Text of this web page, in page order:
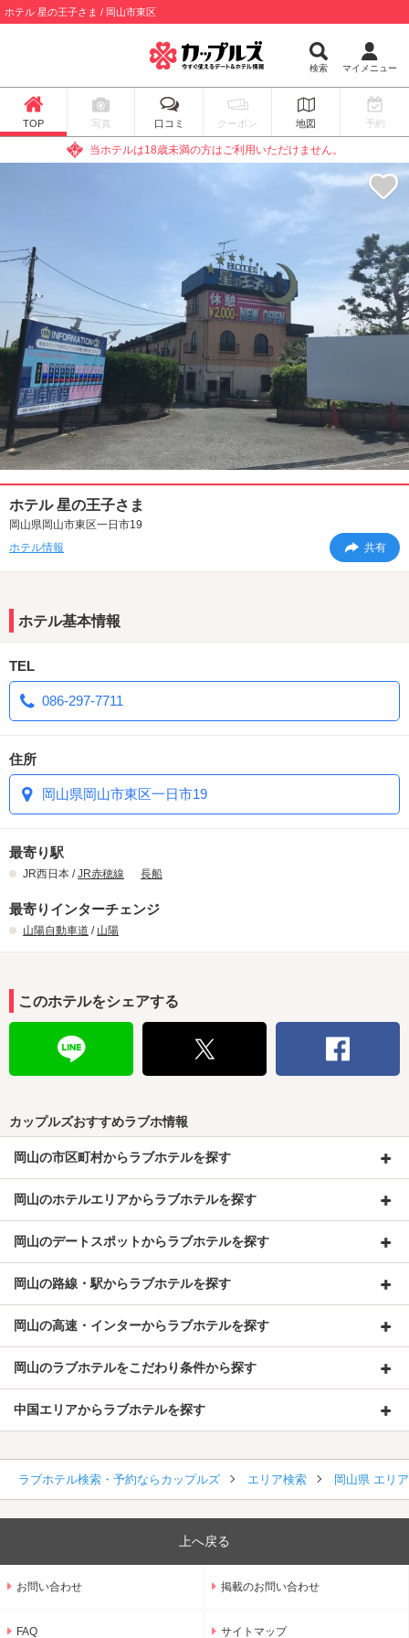
ホテル 星の王子さま / 岡山市東区
検索 マイメニュー
TOP 写真 口コミ クーポン 地図 予約
当ホテルは18歳未満の方はご利用いただけません。
ホテル 星の王子さま
岡山県岡山市東区一日市19
ホテル情報
共有
ホテル基本情報
TEL
086-297-7711
住所
岡山県岡山市東区一日市19
最寄り駅
JR西日本 /JR赤穂線 長船
最寄りインターチェンジ
山陽自動車道 / 山陽
このホテルをシェアする
カップルズおすすめラブホ情報
岡山の市区町村からラブホテルを探す
岡山のホテルエリアからラブホテルを探す
岡山のデートスポットからラブホテルを探す
岡山の路線・駅からラブホテルを探す
岡山の高速・インターからラブホテルを探す
岡山のラブホテルをこだわり条件から探す
中国エリアからラブホテルを探す
ラブホテル検索・予約ならカップルズ エリア検索 岡山県 エリ
上へ戻る
お問い合わせ 掲載のお問い合わせ
FAQ サイトマップ